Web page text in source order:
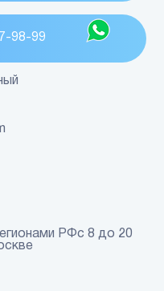
98-99
РФс 8 до 20